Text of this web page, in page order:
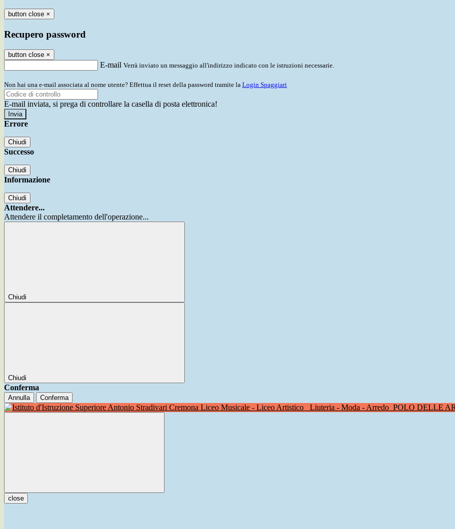
button close ×
Recupero password
button close ×
E-mail Verrà inviato un messaggio all'indirizzo indicato con le istruzioni necessarie.
Non hai una e-mail associata al nome utente? Effettua il reset della password tramite la Login Spaggiari
E-mail inviata, si prega di controllare la casella di posta elettronica!
Errore
Chiudi
Successo
Chiudi
Informazione
Chiudi
Attendere...
Attendere il completamento dell'operazione...
Chiudi
Chiudi
Conferma
Annulla Conferma
Liceo Musicale - Liceo Artistico Liuteria - Moda - Arredo POLO DELLE
close